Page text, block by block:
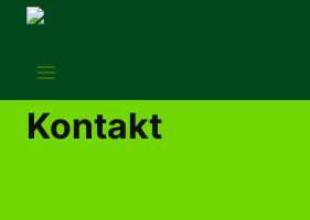
Kontakt